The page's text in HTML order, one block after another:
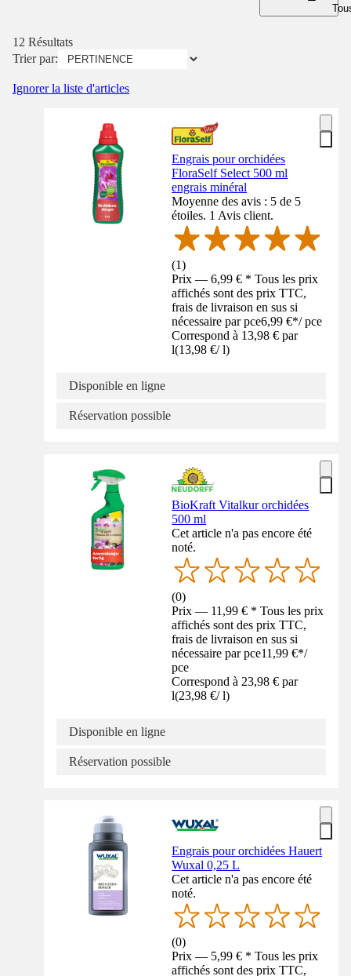
12 Résultats
Trier par:
Ignorer la liste d'articles
Engrais pour orchidées
FloraSelf Select 500 ml
engrais minéral
Moyenne des avis : 5 de 5
étoiles. 1 Avis client.
(1)
Prix — 6,99 € * Tous les prix
affichés sont des prix TTC,
frais de livraison en sus si
nécessaire par pce6,99 €*/ pce
Correspond à 13,98 € par
l(13,98 €/ l)
Disponible en ligne
Réservation possible
BioKraft Vitalkur orchidées
500 ml
Cet article n'a pas encore été
noté.
(0)
Prix — 11,99 € * Tous les prix
affichés sont des prix TTC,
frais de livraison en sus si
nécessaire par pce11,99 €*/
pce
Correspond à 23,98 € par
l(23,98 €/ l)
Disponible en ligne
Réservation possible
Engrais pour orchidées Hauert
Wuxal 0,25 L
Cet article n'a pas encore été
noté.
(0)
Prix — 5,99 € * Tous les prix
affichés sont des prix TTC,